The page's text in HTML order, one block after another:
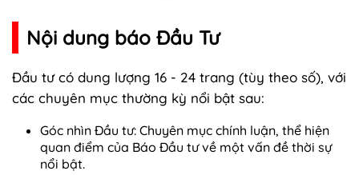
Nội dung báo Đầu Tư
Đầu tư có dung lượng 16 - 24 trang (tùy theo số), với
các chuyên mục thường kỳ nổi bật sau:
Góc nhìn Đầu tư: Chuyên mục chính luận, thể hiện
quan điểm của Báo Đầu tư về một vấn đề thời sự
nổi bật.